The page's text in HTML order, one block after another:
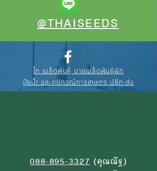
@THAISEEDS
ไท เมล็ดพันธุ์ ขายเมล็ดพันธุ์ผัก
ปุ๋ยน้ำ และอุปกรณ์การเกษตร ปลีก-ส่ง
088-895-3327(คุณณัฐ)